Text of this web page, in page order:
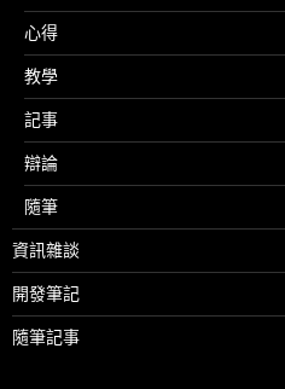
心得
教學
記事
辯論
隨筆
資訊雜談
開發筆記
隨筆記事